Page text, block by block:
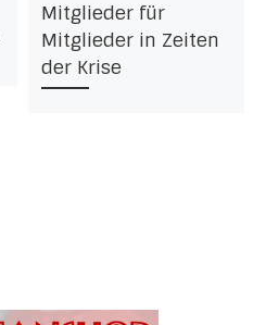
Mitglieder für
Mitglieder in Zeiten
der Krise